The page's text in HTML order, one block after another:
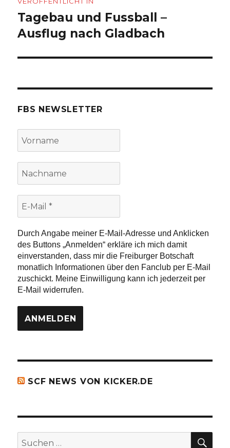
Tagebau und Fussball –
Ausflug nach Gladbach
FBS NEWSLETTER
Mail
Durch Angabe meiner E-Mail-Adresse und Anklicken
des Buttons „Anmelden“ erkläre ich mich damit
einverstanden, dass mir die Freiburger Botschaft
monatlich Informationen über den Fanclub per E-Mail
zuschickt. Meine Einwilligung kann ich jederzeit per
E-Mail widerrufen.
SCF NEWS VON KICKER.DE
Suchen